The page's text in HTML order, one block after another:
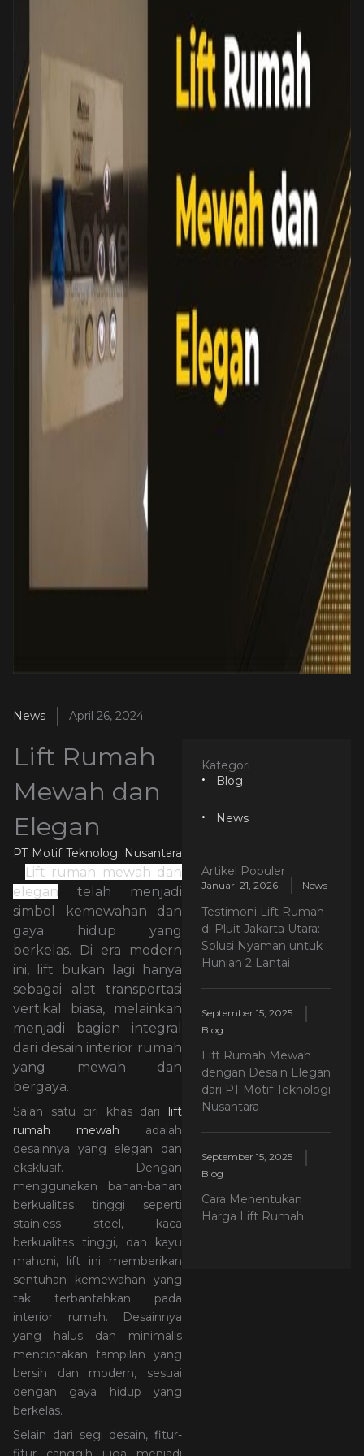
News April 26, 2024
Lift Rumah
Mewah dan
Elegan
PT Motif Teknologi Nusantara
– Lift rumah mewah dan
elegan telah menjadi
simbol kemewahan dan
gaya hidup yang
berkelas. Di era modern
ini, lift bukan lagi hanya
sebagai alat transportasi
vertikal biasa, melainkan
menjadi bagian integral
dari desain interior rumah
yang mewah dan
bergaya.
Salah satu ciri khas dari lift
rumah mewah adalah
desainnya yang elegan dan
eksklusif. Dengan
menggunakan bahan-bahan
berkualitas tinggi seperti
stainless steel, kaca
berkualitas tinggi, dan kayu
mahoni, lift ini memberikan
sentuhan kemewahan yang
tak terbantahkan pada
interior rumah. Desainnya
yang halus dan minimalis
menciptakan tampilan yang
bersih dan modern, sesuai
dengan gaya hidup yang
berkelas.
Selain dari segi desain, fitur-
Kategori
Blog
News
Artikel Populer
Testimoni Lift Rumah
di Pluit Jakarta Utara:
Solusi Nyaman untuk
Hunian 2 Lantai
Januari 21, 2026 News
Lift Rumah Mewah
dengan Desain Elegan
dari PT Motif Teknologi
Nusantara
September 15, 2025
Blog
Cara Menentukan
Harga Lift Rumah
September 15, 2025
Blog